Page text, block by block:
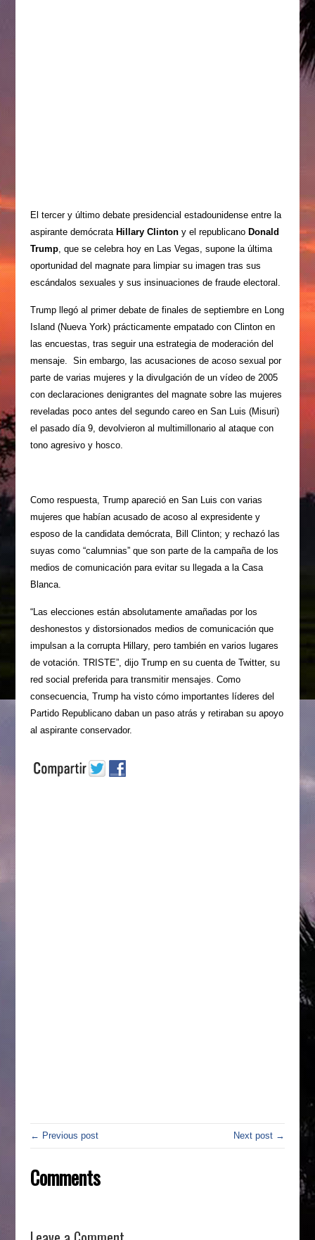
El tercer y último debate presidencial estadounidense entre la
aspirante demócrata Hillary Clintony el republicano Donald
Trump, que se celebra hoy en Las Vegas, supone la última
oportunidad del magnate para limpiar su imagen tras sus
escándalos sexuales y sus insinuaciones de fraude electoral.
Trump llegó al primer debate de finales de septiembre en Long
Island (Nueva York) prácticamente empatado con Clinton en
las encuestas, tras seguir una estrategia de moderación del
mensaje. Sin embargo, las acusaciones de acoso sexual por
parte de varias mujeres y la divulgación de un vídeo de 2005
con declaraciones denigrantes del magnate sobre las mujeres
reveladas poco antes del segundo careo en San Luis (Misuri)
el pasado día 9, devolvieron al multimillonario al ataque con
tono agresivo y hosco.
Como respuesta, Trump apareció en San Luis con varias
mujeres que habían acusado de acoso al expresidente y
esposo de la candidata demócrata, Bill Clinton; y rechazó las
suyas como “calumnias” que son parte de la campaña de los
medios de comunicación para evitar su llegada a la Casa
Blanca.
“Las elecciones están absolutamente amañadas por los
deshonestos y distorsionados medios de comunicación que
impulsan a la corrupta Hillary, pero también en varios lugares
de votación. TRISTE”, dijo Trump en su cuenta de Twitter, su
red social preferida para transmitir mensajes. Como
consecuencia, Trump ha visto cómo importantes líderes del
Partido Republicano daban un paso atrás y retiraban su apoyo
al aspirante conservador.
← Previous post Next post →
Comments